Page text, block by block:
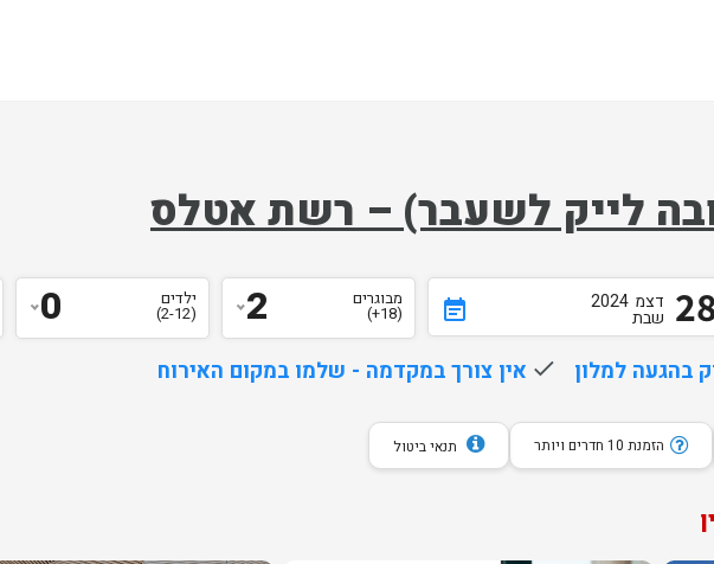
לייק לשעבר) – רשת אטלס
event_note דצמ 2024
שבת
מבוגרים
(
18+
)
2 ילדים
(
2-12
)
0
בהגעה למלון done אין צורך במקדמה - שלמו במקום האירוח
הזמנת 10 חדרים ויותר תנאי ביטול